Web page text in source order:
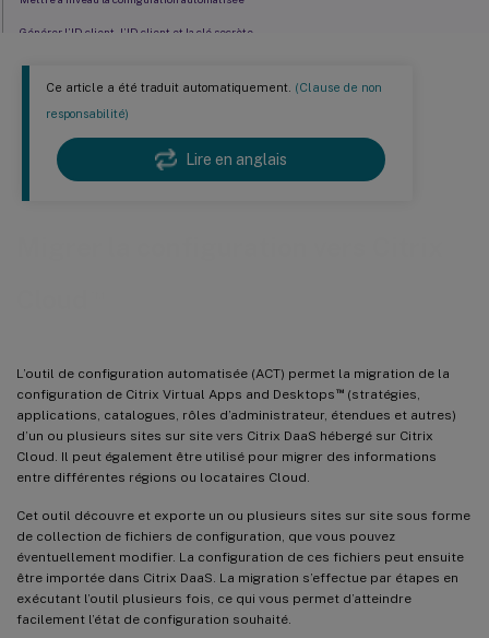
Ce article a été traduit automatiquement. (Clause de non
responsabilité)
Lire en anglais
L’outil de configuration automatisée (ACT) permet la migration de la
configuration de Citrix Virtual Apps and Desktops ™(stratégies,
applications, catalogues, rôles d’administrateur, étendues et autres)
d’un ou plusieurs sites sur site vers Citrix DaaS hébergé sur Citrix
Cloud. Il peut également être utilisé pour migrer des informations
entre différentes régions ou locataires Cloud.
Cet outil découvre et exporte un ou plusieurs sites sur site sous forme
de collection de fichiers de configuration, que vous pouvez
éventuellement modifier. La configuration de ces fichiers peut ensuite
être importée dans Citrix DaaS. La migration s’effectue par étapes en
exécutant l’outil plusieurs fois, ce qui vous permet d’atteindre
facilement l’état de configuration souhaité.
Générer l’ID client, l’ID client et la clé secrète
Mettre à jour le fichier de sécurité pour les connexions d’hôte
Exporter votre configuration locale Citrix Virtual Apps and Desktops
Comprendre la migration des catalogues provisionnés par Machine Creation Services